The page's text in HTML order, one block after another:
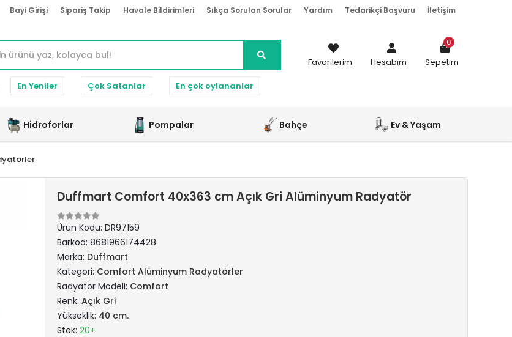
Bayi Girişi Sipariş Takip Havale Bildirimleri Sıkça Sorulan Sorular Yardım Tedarikçi Başvuru İletişim
En Yeniler Çok Satanlar En çok oylananlar
Favorilerim Hesabım Sepetim
0
Hidroforlar Pompalar Bahçe Ev & Yaşam
Duffmart Comfort 40x363 cm Açık Gri Alüminyum Radyatör
Ürün Kodu: DR97159
Barkod: 8681966174428
Marka: Duffmart
Kategori: Comfort Alüminyum Radyatörler
Radyatör Modeli: Comfort
Renk: Açık Gri
Yükseklik: 40 cm.
Stok: 20+